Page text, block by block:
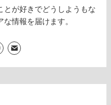
とが好きでどうしようもな
情報を届けます。